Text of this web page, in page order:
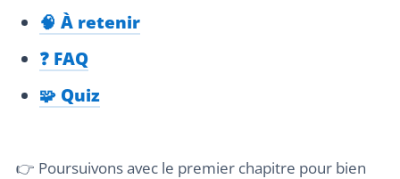
🧠 À retenir
❓ FAQ
🧩 Quiz
👉 Poursuivons avec le premier chapitre pour bien